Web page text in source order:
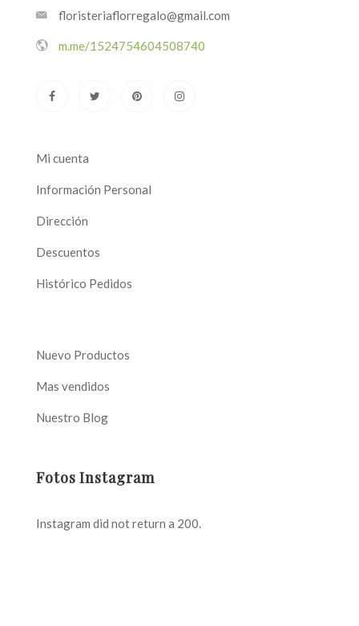
floristeriaflorregalo@gmail.com
m.me/1524754604508740
Mi cuenta
Información Personal
Dirección
Descuentos
Histórico Pedidos
Nuevo Productos
Mas vendidos
Nuestro Blog
Fotos Instagram
Instagram did not return a 200.